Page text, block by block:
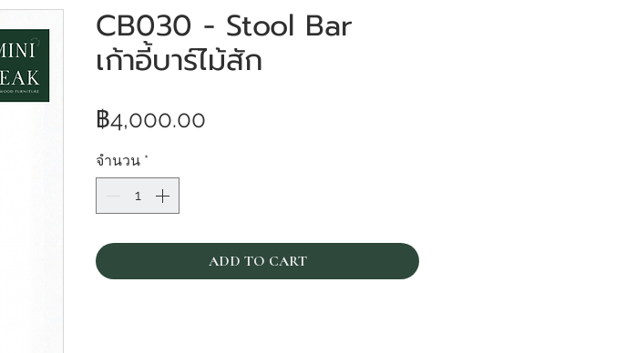
CB030 - Stool Bar
เก้าอี้บาร์ไม้สัก
฿4,000.00
จำนวน *
ADD TO CART